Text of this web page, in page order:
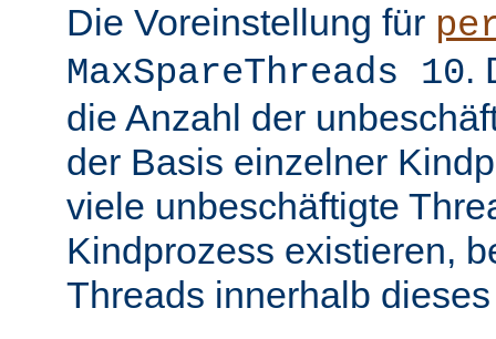
Die Voreinstellung für
MaxSpareThreads 10.
die Anzahl der
der Basis einzelner
viele unbeschäftigte
Kindprozess existieren,
Threads innerhalb